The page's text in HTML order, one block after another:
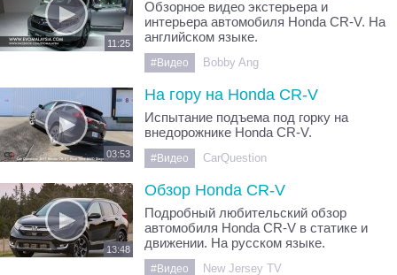
11:25
Обзорное видео экстерьера и
интерьера автомобиля Honda CR-V. На
английском языке.
#Видео Bobby Ang
03:53
На гору на Honda CR-V
Испытание подъема под горку на
внедорожнике Honda CR-V.
#Видео CarQuestion
13:48
Обзор Honda CR-V
Подробный любительский обзор
автомобиля Honda CR-V в статике и
движении. На русском языке.
#Видео New Jersey TV